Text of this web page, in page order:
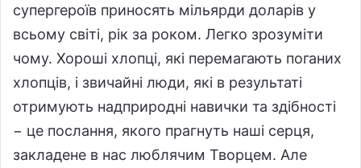
супергероїв приносять мільярди доларів у
всьому світі, рік за роком. Легко зрозуміти
чому. Хороші хлопці, які перемагають поганих
хлопців, і звичайні люди, які в результаті
отримують надприродні навички та здібності
− це послання, якого прагнуть наші серця,
закладене в нас люблячим Творцем. Але